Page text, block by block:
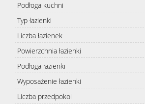
Podłoga kuchni
Typ łazienki
Liczba łazienek
Powierzchnia łazienki
Podłoga łazienki
Wyposażenie łazienki
Liczba przedpokoi